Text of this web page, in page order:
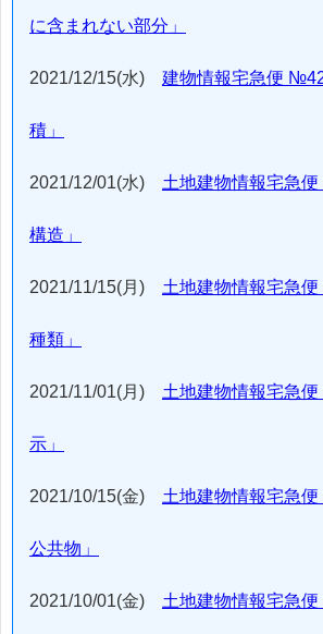
に含まれない部分」
2021/12/15(水) 建物情報宅急便
積」
2021/12/01(水) 土地建物情報宅急
構造」
2021/11/15(月) 土地建物情報宅急
種類」
2021/11/01(月) 土地建物情報宅急
示」
2021/10/15(金) 土地建物情報宅急
公共物」
2021/10/01(金) 土地建物情報宅急